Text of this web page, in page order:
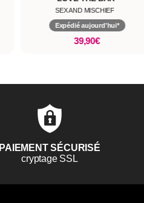
SEX AND MISCHIEF
Expédié aujourd'hui*
39,90€
PAIEMENT SÉCURISÉ
cryptage SSL